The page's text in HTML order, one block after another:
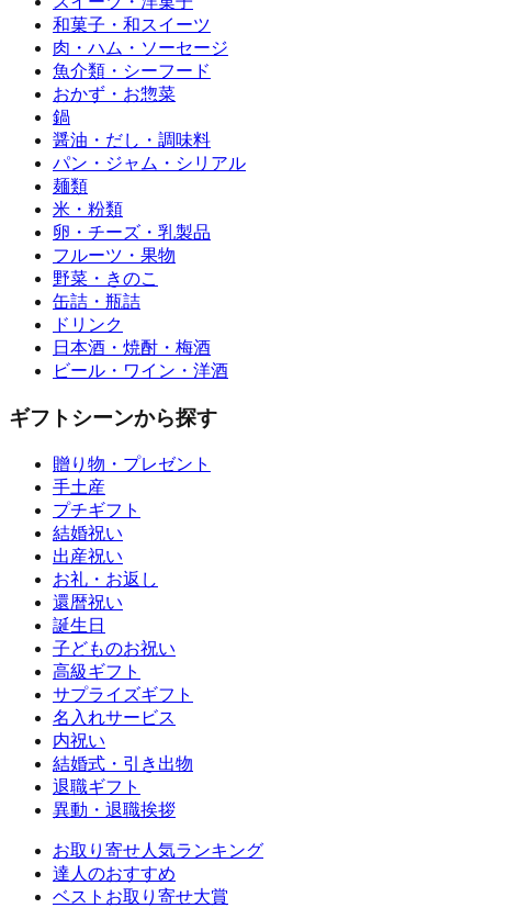
和菓子・和スイーツ
肉・ハム・ソーセージ
魚介類・シーフード
おかず・お惣菜
鍋
醤油・だし・調味料
パン・ジャム・シリアル
麺類
米・粉類
卵・チーズ・乳製品
フルーツ・果物
野菜・きのこ
缶詰・瓶詰
ドリンク
日本酒・焼酎・梅酒
ビール・ワイン・洋酒
ギフトシーンから探す
贈り物・プレゼント
手土産
プチギフト
結婚祝い
出産祝い
お礼・お返し
還暦祝い
誕生日
子どものお祝い
高級ギフト
サプライズギフト
名入れサービス
内祝い
結婚式・引き出物
退職ギフト
異動・退職挨拶
お取り寄せ人気ランキング
達人のおすすめ
ベストお取り寄せ大賞